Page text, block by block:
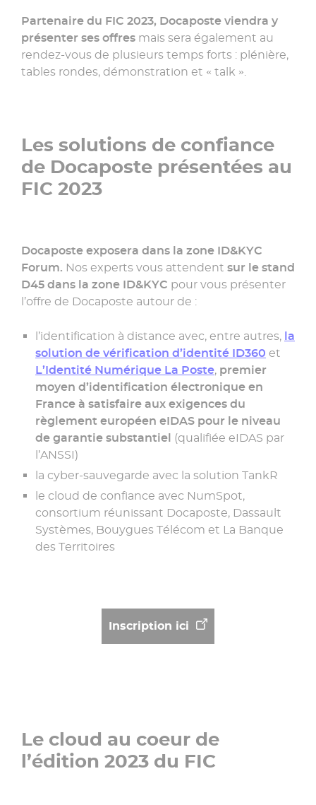
Partenaire du FIC 2023, Docaposte viendra y
présenter ses offres mais sera également au
rendez-vous de plusieurs temps forts : plénière,
tables rondes, démonstration et « talk ».
Les solutions de confiance
de Docaposte présentées au
FIC 2023
Docaposte exposera dans la zone ID&KYC
Forum. Nos experts vous attendent sur le stand
D45 dans la zone ID&KYC pour vous présenter
l’offre de Docaposte autour de :
l’identification à distance avec, entre autres, la
solution de vérification d’identité ID360 et
L’Identité Numérique La Poste, premier
moyen d’identification électronique en
France à satisfaire aux exigences du
règlement européen eIDAS pour le niveau
de garantie substantiel (qualifiée eIDAS par
l’ANSSI)
la cyber-sauvegarde avec la solution TankR
le cloud de confiance avec NumSpot,
consortium réunissant Docaposte, Dassault
Systèmes, Bouygues Télécom et La Banque
des Territoires
Inscription ici
Le cloud au coeur de
l’édition 2023 du FIC